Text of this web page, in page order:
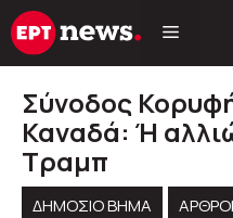
Μετάβαση
σε
Σύνοδος
Καναδά: Ή
Τραμπ
ΔΗΜΟΣΙΟ ΒΗΜΑ